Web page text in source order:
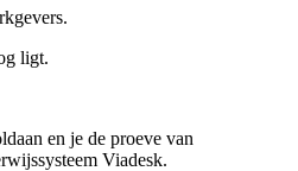
ligt.
en je de proeve van
Viadesk.